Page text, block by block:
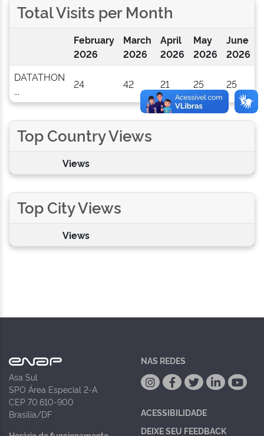
Total Visits per Month
February
2026
March
2026
April
2026
May
2026
June
2026
DATATHON
...
24 42 21 25 25
Top Country Views
Views
Top City Views
Views
Asa Sul
SPO Área Especial 2-A
CEP 70.610-900
Brasília/DF
NAS REDES
ACESSIBILIDADE
DEIXE SEU FEEDBACK